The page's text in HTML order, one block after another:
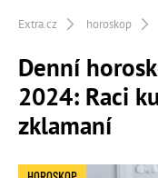
Extra.cz horoskop
Denní
2024: Raci
zklamaní